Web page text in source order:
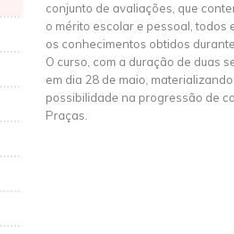
conjunto de avaliações, que
o mérito escolar e pessoal, todos
os conhecimentos obtidos
O curso, com a duração de duas
em dia 28 de maio,
possibilidade na progressão de
Praças.